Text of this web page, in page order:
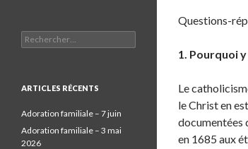
Questions-
1. Pourquoi
Le
le Christ en
documentées
en 1685 aux
Rechercher :
ARTICLES RÉCENTS
Adoration familiale – 7 juin
Adoration familiale – 3 mai
2026